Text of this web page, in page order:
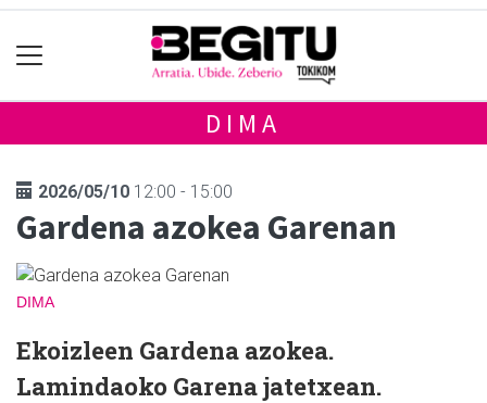
DIMA
2026/05/10 12:00 - 15:00
Gardena azokea Garenan
DIMA
Ekoizleen Gardena azokea.
Lamindaoko Garena jatetxean.